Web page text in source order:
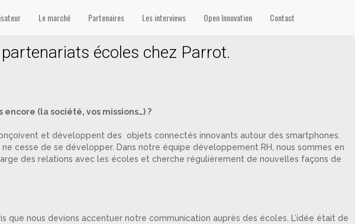
Le marché Partenaires Les interviews Open Innovation Contact
écoles chez Parrot.
(la société, vos missions…) ?
et développent des objets connectés innovants autour des smartphones.
cesse de se développer. Dans notre équipe développement RH, nous sommes en
des relations avec les écoles et cherche régulièrement de nouvelles façons de
que nous devions accentuer notre communication auprès des écoles. L’idée était de